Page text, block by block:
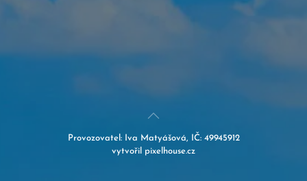
Provozovatel:
Iva Matyášová, IČ: 49945912
vytvořil pixelhouse.cz